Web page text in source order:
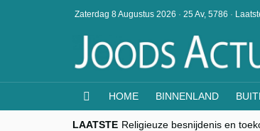
Zaterdag 8 Augustus 2026 · 25 Av, 5786 ·
HOME BINNENLAND
LAATSTE Religieuze besnijdenis en